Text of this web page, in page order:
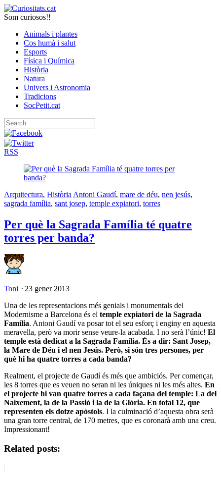
Som curiosos!!
Animals i plantes
Cos humà i salut
Esports
Física i Química
Història
Natura
Univers i Astronomia
Tradicions
SocPetit.cat
RSS
Arquitectura, Història Antoni Gaudí, mare de déu, nen jesús,
sagrada família, sant josep, temple expiatori, torres
Per què la Sagrada Família té quatre
torres per banda?
Toni ⋅ 23 gener 2013
Una de les representacions més genials i monumentals del
Modernisme a Barcelona és el temple expiatori de la Sagrada
Família. Antoni Gaudí va posar tot el seu esforç i enginy en aquesta
meravella, però va morir sense veure-la acabada. I no serà l’únic! El
temple està dedicat a la Sagrada Família. És a dir: Sant Josep,
la Mare de Déu i el nen Jesús. Però, si són tres persones, per
què hi ha quatre torres a cada banda?
Realment, el projecte de Gaudí és més que ambiciós. Per començar,
les 8 torres que es veuen no seran ni les úniques ni les més altes. En
el projecte hi van quatre torres a cada façana del temple: La del
Naixement, la de la Passió i la de la Glòria. En total 12, que
representen els dotze apòstols. I la culminació d’aquesta obra serà
una gran torre central, de 170 metres, que es coronarà amb una creu.
Impressionant!
Related posts: